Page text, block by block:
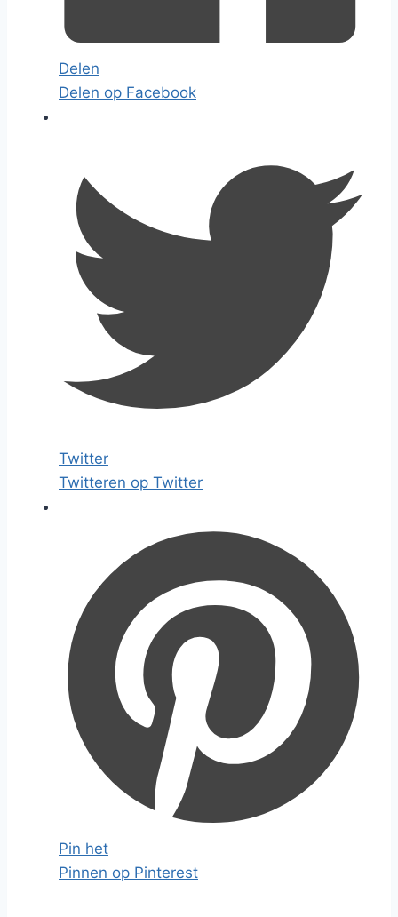
Delen
Delen op Facebook
Twitter
Twitteren op Twitter
Pin het
Pinnen op Pinterest